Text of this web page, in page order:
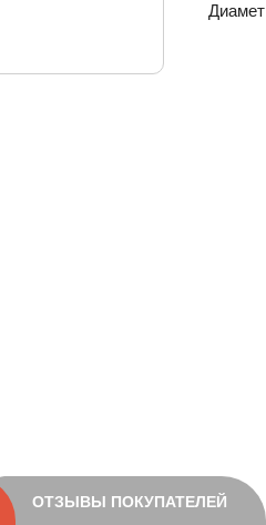
ОТЗЫВЫ ПОКУПАТЕЛЕЙ